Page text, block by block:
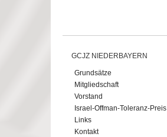
GCJZ NIEDERBAYERN
Grundsätze
Mitgliedschaft
Vorstand
Israel-Offman-Toleranz-Preis
Links
Kontakt